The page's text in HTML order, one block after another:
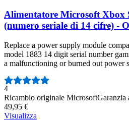
Alimentatore Microsoft Xbox
(numero seriale di 14 cifre) -
Replace a power supply module
model 1883 14 digit serial number
a malfunctioning or burned out power
Numero di recensioni:
4
Ricambio originale MicrosoftGaranzia
49,95 €
Visualizza